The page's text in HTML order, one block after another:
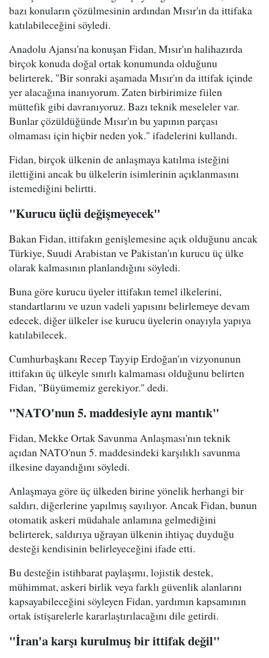
bazı konuların çözülmesinin ardından Mısır'ın da ittifaka
katılabileceğini söyledi.
Anadolu Ajansı'na konuşan Fidan, Mısır'ın halihazırda
birçok konuda doğal ortak konumunda olduğunu
belirterek, "Bir sonraki aşamada Mısır'ın da ittifak içinde
yer alacağına inanıyorum. Zaten birbirimize fiilen
müttefik gibi davranıyoruz. Bazı teknik meseleler var.
Bunlar çözüldüğünde Mısır'ın bu yapının parçası
olmaması için hiçbir neden yok." ifadelerini kullandı.
Fidan, birçok ülkenin de anlaşmaya katılma isteğini
ilettiğini ancak bu ülkelerin isimlerinin açıklanmasını
istemediğini belirtti.
"Kurucu üçlü değişmeyecek"
Bakan Fidan, ittifakın genişlemesine açık olduğunu ancak
Türkiye, Suudi Arabistan ve Pakistan'ın kurucu üç ülke
olarak kalmasının planlandığını söyledi.
Buna göre kurucu üyeler ittifakın temel ilkelerini,
standartlarını ve uzun vadeli yapısını belirlemeye devam
edecek, diğer ülkeler ise kurucu üyelerin onayıyla yapıya
katılabilecek.
Cumhurbaşkanı Recep Tayyip Erdoğan'ın vizyonunun
ittifakın üç ülkeyle sınırlı kalmaması olduğunu belirten
Fidan, "Büyümemiz gerekiyor." dedi.
"NATO'nun 5. maddesiyle aynı mantık"
Fidan, Mekke Ortak Savunma Anlaşması'nın teknik
açıdan NATO'nun 5. maddesindeki karşılıklı savunma
ilkesine dayandığını söyledi.
Anlaşmaya göre üç ülkeden birine yönelik herhangi bir
saldırı, diğerlerine yapılmış sayılıyor. Ancak Fidan, bunun
otomatik askeri müdahale anlamına gelmediğini
belirterek, saldırıya uğrayan ülkenin ihtiyaç duyduğu
desteği kendisinin belirleyeceğini ifade etti.
Bu desteğin istihbarat paylaşımı, lojistik destek,
mühimmat, askeri birlik veya farklı güvenlik alanlarını
kapsayabileceğini söyleyen Fidan, yardımın kapsamının
ortak istişarelerle kararlaştırılacağını dile getirdi.
"İran'a karşı kurulmuş bir ittifak değil"